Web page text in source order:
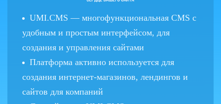
UMI.CMS — многофункциональная CMS с
удобным и простым интерфейсом, для
создания и управления сайтами
Платформа активно используется для
создания интернет-магазинов, лендингов и
сайтов для компаний